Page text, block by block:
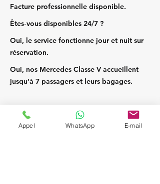
Facture professionnelle disponible.
Êtes‑vous disponibles 24/7 ?
Oui, le service fonctionne jour et nuit sur
réservation.
Oui, nos Mercedes Classe V accueillent
jusqu’à 7 passagers et leurs bagages.
Appel WhatsApp E-mail